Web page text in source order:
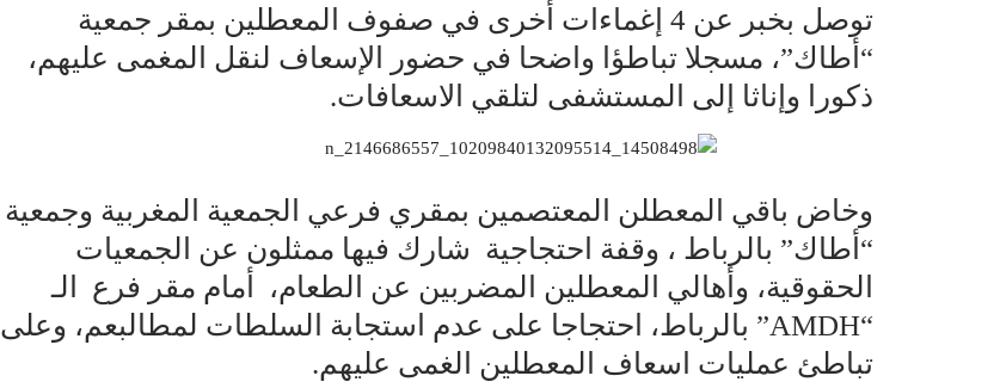
توصل بخبر عن 4 إغماءات أخرى في صفوف المعطلين بمقر جمعية
“أطاك”، مسجلا تباطؤا واضحا في حضور الإسعاف لنقل المغمى عليهم،
ذكورا وإناثا إلى المستشفى لتلقي الاسعافات.
وخاض باقي المعطلن المعتصمين بمقري فرعي الجمعية المغربية وجمعية
“أطاك” بالرباط ، وقفة احتجاجية شارك فيها ممثلون عن الجمعيات
الحقوقية، وأهالي المعطلين المضربين عن الطعام، أمام مقر فرع الـ
“AMDH” بالرباط، احتجاجا على عدم استجابة السلطات لمطالبعم، وعلى
تباطئ عمليات اسعاف المعطلين الغمى عليهم.